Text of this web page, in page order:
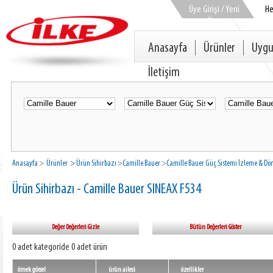
Üye Girişi / Yeni
Üye
Anasayfa Ürünler
İletişim
Anasayfa > Ürünler > Ürün Sihirbazı >Camille Bauer >Camille Bauer Güç Sistemi İzleme &
Ürün Sihirbazı - Camille Bauer SINEAX F534
Değer Değerleri Gizle Bütün Değerleri Göster
0 adet kategoride 0 adet ürün
örnek görsel ürün ailesi özellikler